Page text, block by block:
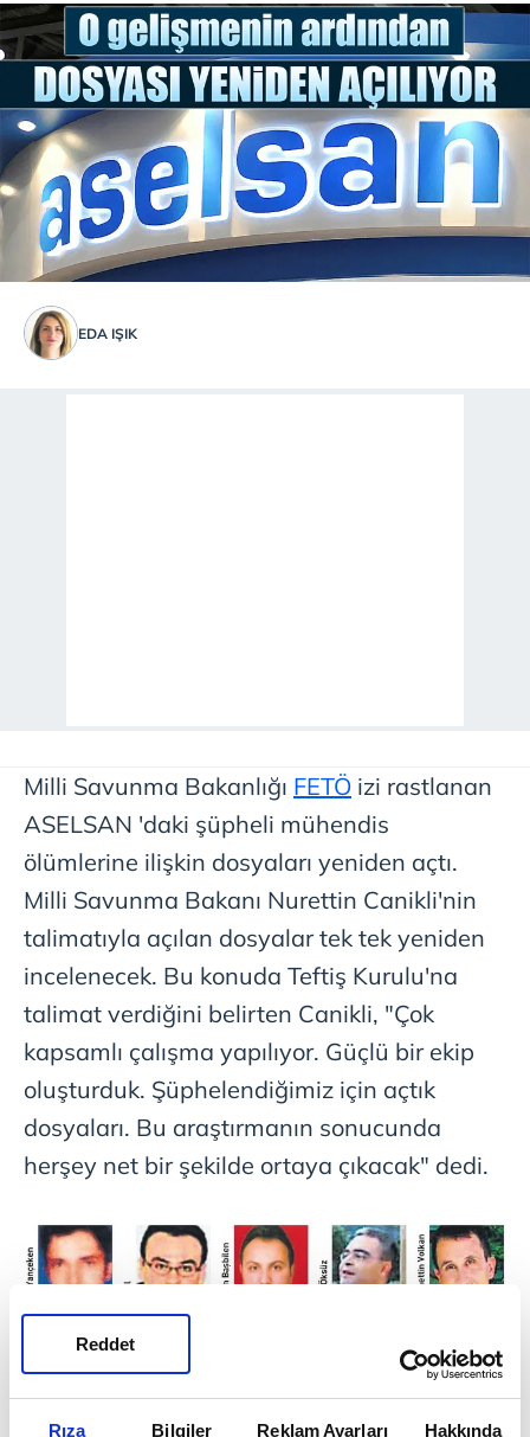
Rıza Bilgiler Reklam Ayarları Hakkında
Reddet
EDA IŞIK
Milli Savunma Bakanlığı FETÖ izi rastlanan
ASELSAN 'daki şüpheli mühendis
ölümlerine ilişkin dosyaları yeniden açtı.
Milli Savunma Bakanı Nurettin Canikli'nin
talimatıyla açılan dosyalar tek tek yeniden
incelenecek. Bu konuda Teftiş Kurulu'na
talimat verdiğini belirten Canikli, "Çok
kapsamlı çalışma yapılıyor. Güçlü bir ekip
oluşturduk. Şüphelendiğimiz için açtık
dosyaları. Bu araştırmanın sonucunda
herşey net bir şekilde ortaya çıkacak" dedi.
Ankara Başsavcılığı geçtiğimiz ekim ayında
2006-2013 yılları arasında önemli milli